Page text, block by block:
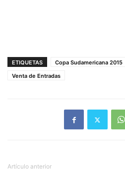
ETIQUETAS Copa Sudamericana 2015
Venta de Entradas
Artículo anterior